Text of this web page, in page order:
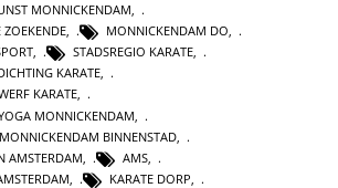
MONNICKENDAM,
ZOEKENDE, MONNICKENDAM DO,
, STADSREGIO KARATE,
KARATE,
KARATE,
MONNICKENDAM
BINNENSTAD
AMSTERDAM
AMS
KARATE DORP